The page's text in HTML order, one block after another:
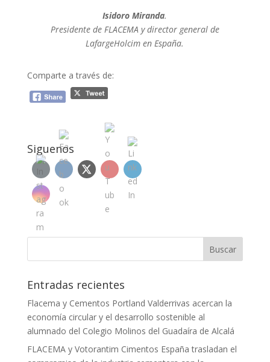
Isidoro Miranda.
Presidente de FLACEMA y director general de
LafargeHolcim en España.
Comparte a través de:
Siguenos
Entradas recientes
Flacema y Cementos Portland Valderrivas acercan la
economía circular y el desarrollo sostenible al
alumnado del Colegio Molinos del Guadaíra de Alcalá
FLACEMA y Votorantim Cimentos España trasladan el